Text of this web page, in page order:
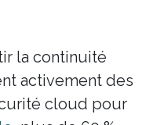
la continuité
activement des
cloud pour